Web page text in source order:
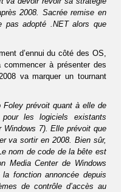
2008. Sacrée remise en
pas adopté .NET alors que
d’ennui du côté des OS,
à présenter des
va marquer un tournant
Foley prévoit quant à elle de
les logiciels existants
Windows 7). Elle prévoit que
va sortir en 2008. Bien sûr,
nom de code de la bête est
Media Center de Windows
fonction annoncée depuis
de contrôle d’accès au